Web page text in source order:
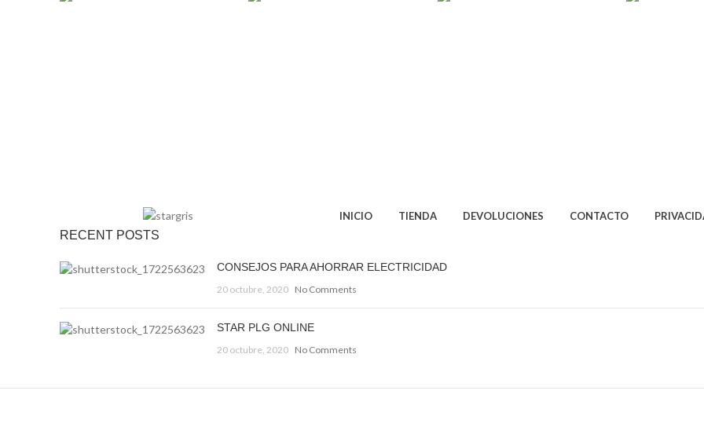
INICIO TIENDA DEVOLUCIONES CONTACTO
RECENT POSTS
CONSEJOS PARA AHORRAR ELECTRICIDAD
20 octubre, 2020 No Comments
STAR PLG ONLINE
20 octubre, 2020 No Comments